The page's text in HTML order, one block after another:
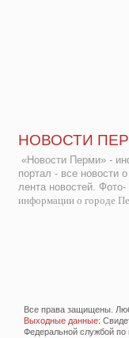
НОВОСТИ
«Новости Перми» -
портал - все новости
лента новостей. Фото-
информации о городе
Все права защищены.
Выходные данные:
Федеральной службой